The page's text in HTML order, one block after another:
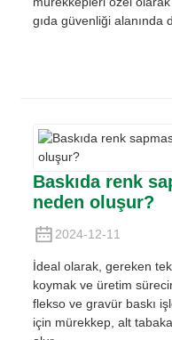
gıda güvenliği alanında
Baskıda renk
neden oluşur?
2024-12-11
İdeal olarak, gereken
koymak ve üretim
flekso ve gravür baskı
için mürekkep, alt